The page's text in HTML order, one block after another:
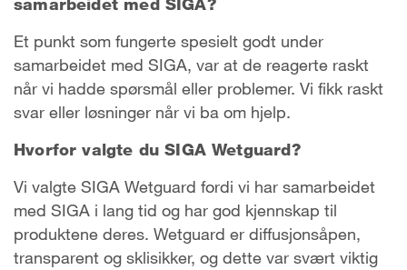
Et punkt som fungerte spesielt godt under
samarbeidet med SIGA, var at de reagerte raskt
når vi hadde spørsmål eller problemer. Vi fikk raskt
svar eller løsninger når vi ba om hjelp.
Hvorfor valgte du SIGA Wetguard?
Vi valgte SIGA Wetguard fordi vi har samarbeidet
med SIGA i lang tid og har god kjennskap til
produktene deres. Wetguard er diffusjonsåpen,
transparent og sklisikker, og dette var svært viktig